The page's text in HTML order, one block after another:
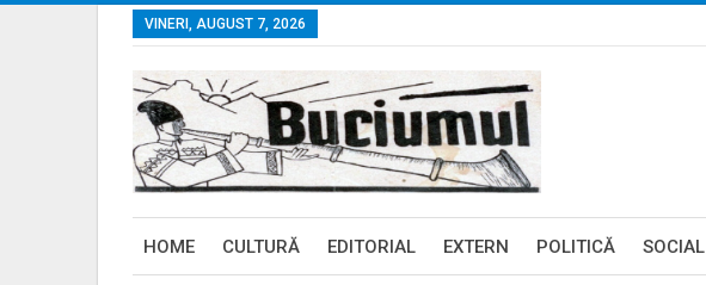
VINERI, AUGUST 7, 2026
HOME CULTURĂ EDITORIAL EXTERN POLITICĂ SOCIAL